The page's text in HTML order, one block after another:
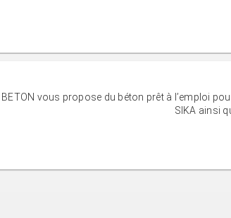
BETON vous propose du béton prêt à l’emploi
SIKA ainsi